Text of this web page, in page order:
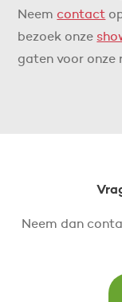
Neem contact
bezoek onze
gaten voor onze
Neem dan